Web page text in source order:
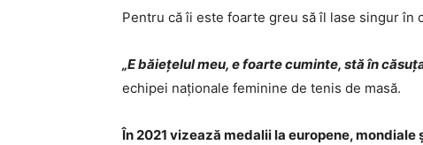
Pentru că îi este foarte greu să îl lase singur în
„E băiețelul meu, e foarte cuminte, stă în
echipei naționale feminine de tenis de masă.
În 2021 vizează medalii la europene, mondiale